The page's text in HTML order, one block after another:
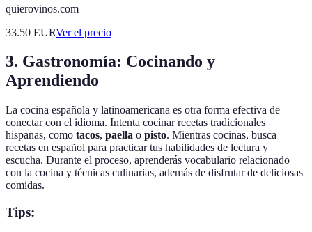
quierovinos.com
33.50 EURVer el precio
3. Gastronomía: Cocinando y
Aprendiendo
La cocina española y latinoamericana es otra forma efectiva de
conectar con el idioma. Intenta cocinar recetas tradicionales
hispanas, como tacos, paella o pisto. Mientras cocinas, busca
recetas en español para practicar tus habilidades de lectura y
escucha. Durante el proceso, aprenderás vocabulario relacionado
con la cocina y técnicas culinarias, además de disfrutar de deliciosas
comidas.
Tips: